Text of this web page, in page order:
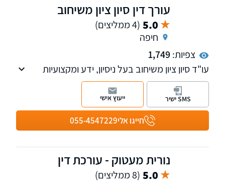
עורך דין סיון ציון משיחוב
5.0 (4 ממליצים)
חיפה
צפיות:1,749
עו"ד סיון ציון משיחוב בעל ניסיון, ידע ומקצועיות
ועוסק בתחום תאונות דרכים, דיני התעבורה
ובתחום הפלילי.
בוגר תואר ראשון במשפטים (LL.B.), תואר ראשון
בכלכלה ומדעי המדינה (M.A.) וכן תואר הנדסאי
בתחום האלקטרוניקה ומחשבים.
חייגו אלי055-4547229
SMS ישיר ייעוץ אישי
נורית מעטוק - עורכת דין
5.0 (8 ממליצים)